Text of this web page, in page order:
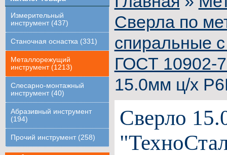
Измерительный
инструмент (437)
Станочная оснастка (331)
Металлорежущий
инструмент (1213)
Слесарно-монтажный
инструмент (40)
Абразивный инструмент
(194)
Прочий инструмент (258)
Сверла по
спиральные
ГОСТ 10902-
15.0мм ц/х
Сверло